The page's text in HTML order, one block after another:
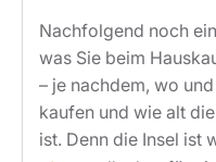
Nachfolgend noch
was Sie beim
– je nachdem, wo
kaufen und wie alt
ist. Denn die Insel ist